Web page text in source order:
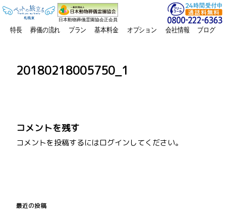
日本動物葬儀霊園協会正会員
特長 葬儀の流れ プラン 基本料金 オプション 会社情報 ブログ
20180218005750_1
コメントを残す
コメントを投稿するにはログインしてください。
稿
最近の投稿